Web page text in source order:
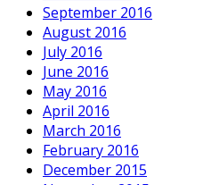
September 2016
August 2016
July 2016
June 2016
May 2016
April 2016
March 2016
February 2016
December 2015